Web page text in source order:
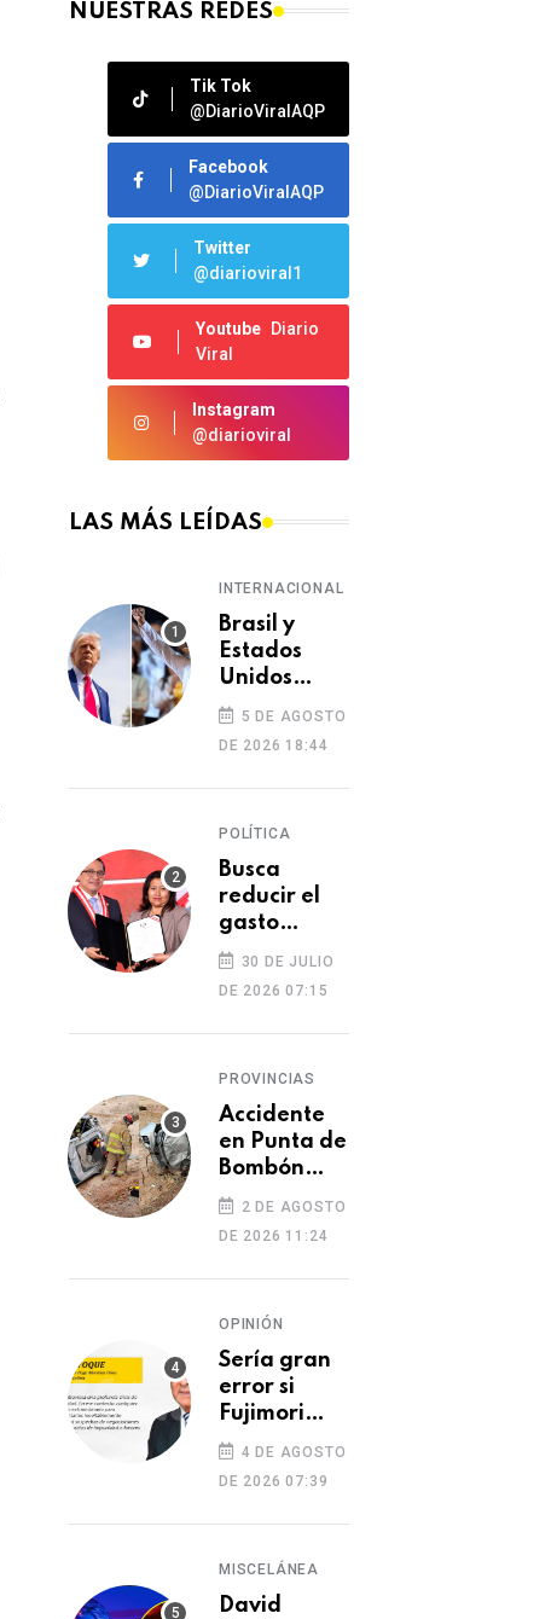
NUESTRAS REDES
Tik Tok
@DiarioViralAQP
Facebook
@DiarioViralAQP
Twitter
@diarioviral1
Youtube
Diario
Viral
Instagram
@diarioviral
LAS MÁS LEÍDAS
INTERNACIONAL
Brasil y
Estados
Unidos
elevan
tensión
diplomática
tras retiro
embajadora
en
Washington
5 DE AGOSTO
DE 2026 18:44
POLÍTICA
Busca
reducir el
gasto
excesivo del
Congreso
30 DE JULIO
DE 2026 07:15
PROVINCIAS
Accidente
en Punta de
Bombón
deja un
muerto y
dos heridos
2 DE AGOSTO
DE 2026 11:24
OPINIÓN
Sería gran
error si
Fujimori
indulta a
Castillo o
Toledo
4 DE AGOSTO
DE 2026 07:39
MISCELÁNEA
David